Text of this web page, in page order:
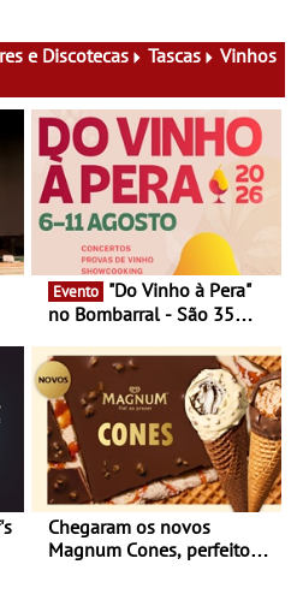
29 de Agosto
e Discotecas Tascas
Vinhos
Evento
no Bombarral - São 35
prova e seis dias de
experiências
Chegaram os novos
Magnum Cones, perfeitos